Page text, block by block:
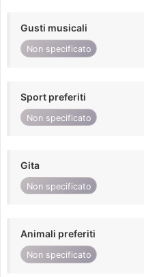
Gusti musicali
Non specificato
Sport preferiti
Non specificato
Gita
Non specificato
Animali preferiti
Non specificato